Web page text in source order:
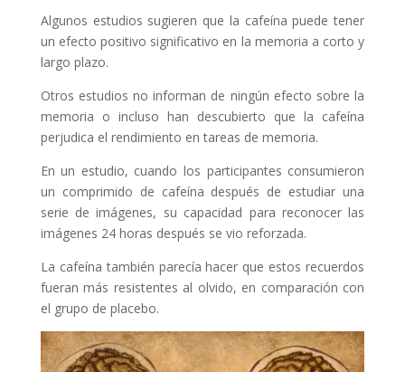
Algunos estudios sugieren que la cafeína puede tener
un efecto positivo significativo en la memoria a corto y
largo plazo.
Otros estudios no informan de ningún efecto sobre la
memoria o incluso han descubierto que la cafeína
perjudica el rendimiento en tareas de memoria.
En un estudio, cuando los participantes consumieron
un comprimido de cafeína después de estudiar una
serie de imágenes, su capacidad para reconocer las
imágenes 24 horas después se vio reforzada.
La cafeína también parecía hacer que estos recuerdos
fueran más resistentes al olvido, en comparación con
el grupo de placebo.